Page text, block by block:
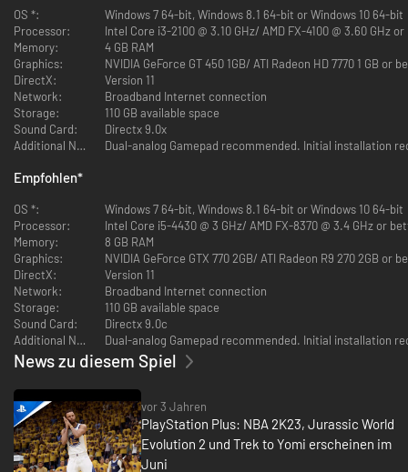
Auch im Angriffsspiel gibt es Verbesserungen: vor allem beim Blocken
und beim Stehlen des Balls. Das bedeutet, dass die beeindruckenden,
aber unrealistischen Blocks aus älteren Spielen abgeschwächt wurden,
damit sie nur von geeigneten Spielern ausgeführt werden können, aber es
gibt auch einen verbesserten Ballschutz für Spieler, die in diesem Aspekt
des Spiels hoch bewertet werden. Auch die Dunks sind neu und
verbessert, also sieh sie dir unbedingt an!
Das Wesentliche
Es gibt verschiedene Editionen, jede mit einem anderen Basketballstar
auf dem Cover. Es gibt eine Michael-Jordan-Edition mit dem Mann selbst
und er ist auch auf der Championship-Edition zu sehen. Auch die
weiblichen Spielerinnen stehen im Rampenlicht: Diana Taurasi und Sue
Bird sind auf der WNBA-Edition zu sehen.
Das ganze Spiel ähnelt den früheren Versionen der Franchise, wurde aber
neu gestaltet und verbessert. Besonders erwähnenswert sind die oben
erwähnten Schussmeter und eine neue Reihe von Abzeichen (siehe
unten). Außerdem gibt es neue Änderungen an der defensiven KI, ein
ausgefeiltes Dribbling und einen überarbeiteten und spannenden Meine-
Karriere-Modus - die Michael-Jordan-Edition scheint besonders
verlockend.
Adrenalinschübe werden drei Balken unterhalb der Ausdauerleiste
angezeigt. Sie werden jedes Mal zurückgesetzt, wenn du in Ballbesitz bist.
Diese Boosts werden verbraucht, wenn du einen explosiven Sprintstart
oder einen harten Go hinlegst. Wenn deine drei Boosts aufgebraucht sind,
werden Geschwindigkeit und Beschleunigung für den Rest des
OS *:
Windows 7 64-bit, Windows 8.1 64-bit or Windows 10 64-bit
Processor:
Intel Core i3-2100 @ 3.10 GHz/ AMD FX-4100 @ 3.60
Memory:
4 GB RAM
Graphics:
NVIDIA GeForce GT 450 1GB/ ATI Radeon HD 7770 1 GB or
DirectX:
Version 11
Network:
Broadband Internet connection
Storage:
110 GB available space
Sound Card:
Directx 9.0x
Additional Notes:
Dual-analog Gamepad recommended. Initial installation
Empfohlen*
OS *:
Windows 7 64-bit, Windows 8.1 64-bit or Windows 10 64-bit
Processor:
Intel Core i5-4430 @ 3 GHz/ AMD FX-8370 @ 3.4 GHz or
Memory:
8 GB RAM
Graphics:
NVIDIA GeForce GTX 770 2GB/ ATI Radeon R9 270 2GB or
DirectX:
Version 11
Network:
Broadband Internet connection
Storage:
110 GB available space
Sound Card:
Directx 9.0c
Additional Notes:
Dual-analog Gamepad recommended. Initial installation
News zu diesem Spiel
vor 3 Jahren
PlayStation Plus: NBA 2K23, Jurassic World
Evolution 2 und Trek to Yomi erscheinen im
Juni